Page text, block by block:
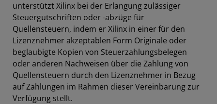
unterstützt Xilinx bei der Erlangung zulässiger
Steuergutschriften oder -abzüge für
Quellensteuern, indem er Xilinx in einer für den
Lizenznehmer akzeptablen Form Originale oder
beglaubigte Kopien von Steuerzahlungsbelegen
oder anderen Nachweisen über die Zahlung von
Quellensteuern durch den Lizenznehmer in Bezug
auf Zahlungen im Rahmen dieser Vereinbarung zur
Verfügung stellt.